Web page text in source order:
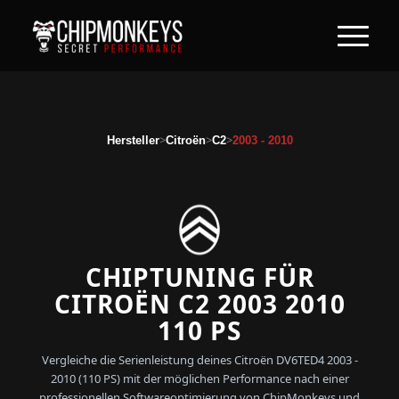
Hersteller>Citroën>C2>2003 - 2010
CHIPTUNING FÜR
CITROËN C2 2003 2010
110 PS
Vergleiche die Serienleistung deines Citroën DV6TED4 2003 -
2010 (110 PS) mit der möglichen Performance nach einer